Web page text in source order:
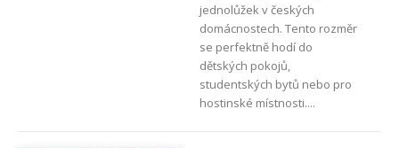
jednolůžek v českých
domácnostech. Tento rozměr
se perfektně hodí do
dětských pokojů,
studentských bytů nebo pro
hostinské místnosti....